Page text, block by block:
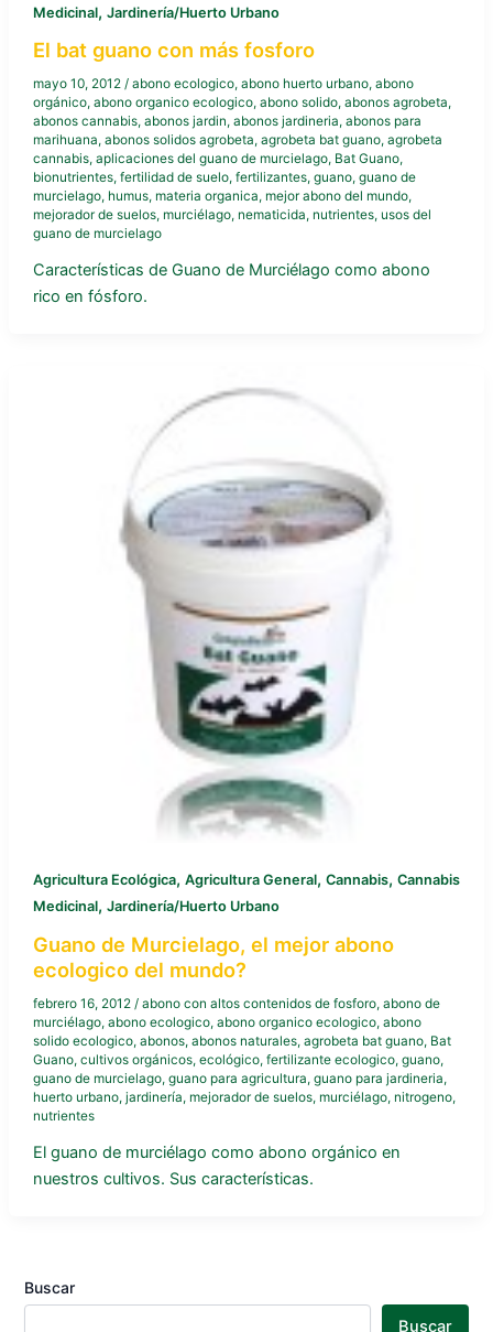
Medicinal, Jardinería/Huerto Urbano
El bat guano con más fosforo
mayo 10, 2012 / abono ecologico, abono huerto urbano, abono
orgánico, abono organico ecologico, abono solido, abonos agrobeta,
abonos cannabis, abonos jardin, abonos jardineria, abonos para
marihuana, abonos solidos agrobeta, agrobeta bat guano, agrobeta
cannabis, aplicaciones del guano de murcielago, Bat Guano,
bionutrientes, fertilidad de suelo, fertilizantes, guano, guano de
murcielago, humus, materia organica, mejor abono del mundo,
mejorador de suelos, murciélago, nematicida, nutrientes, usos del
guano de murcielago
Características de Guano de Murciélago como abono
rico en fósforo.
Agricultura Ecológica, Agricultura General, Cannabis, Cannabis
Medicinal, Jardinería/Huerto Urbano
Guano de Murcielago, el mejor abono
ecologico del mundo?
febrero 16, 2012 / abono con altos contenidos de fosforo, abono de
murciélago, abono ecologico, abono organico ecologico, abono
solido ecologico, abonos, abonos naturales, agrobeta bat guano, Bat
Guano, cultivos orgánicos, ecológico, fertilizante ecologico, guano,
guano de murcielago, guano para agricultura, guano para jardineria,
huerto urbano, jardinería, mejorador de suelos, murciélago, nitrogeno,
nutrientes
El guano de murciélago como abono orgánico en
nuestros cultivos. Sus características.
Buscar
Buscar